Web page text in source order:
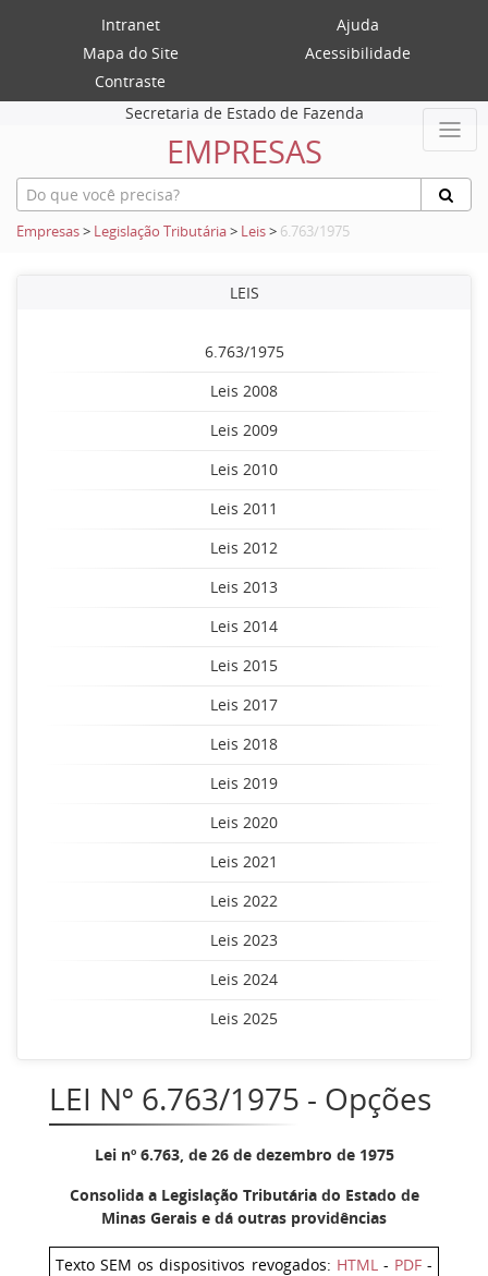
Intranet
Ajuda
Mapa do Site
Acessibilidade
Contraste
Secretaria de Estado de Fazenda
EMPRESAS
Empresas> Legislação Tributária> Leis> 6.763/1975
LEIS
6.763/1975
Leis 2008
Leis 2009
Leis 2010
Leis 2011
Leis 2012
Leis 2013
Leis 2014
Leis 2015
Leis 2017
Leis 2018
Leis 2019
Leis 2020
Leis 2021
Leis 2022
Leis 2023
Leis 2024
Leis 2025
LEI Nº 6.763/1975 - Opções
Lei nº 6.763, de 26 de dezembro de 1975
Consolida a Legislação Tributária do Estado de
Minas Gerais e dá outras providências
Texto SEM os dispositivos revogados: HTML- PDF-